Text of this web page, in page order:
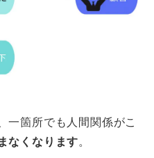
一箇所でも人間関係がこ
なくなります。